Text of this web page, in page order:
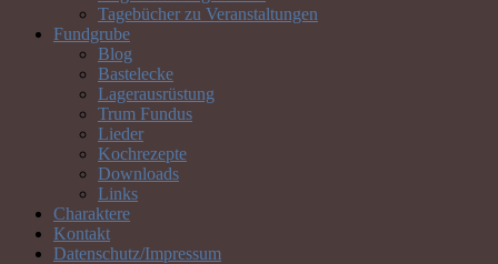
Tagebücher zu Veranstaltungen
Fundgrube
Blog
Bastelecke
Lagerausrüstung
Trum Fundus
Lieder
Kochrezepte
Downloads
Links
Charaktere
Kontakt
Datenschutz/Impressum